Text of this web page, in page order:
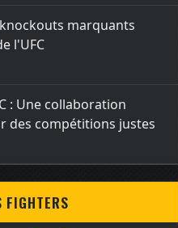
marquants
l'UFC
: Une collaboration
des compétitions justes
FIGHTERS